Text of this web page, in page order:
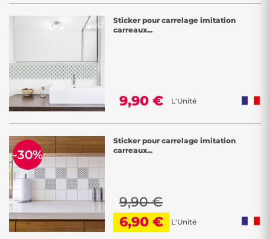
Sticker pour carrelage imitation
carreaux...
9,90 € L'Unité
Sticker pour carrelage imitation
carreaux...
9,90 €
6,90 €
L'Unité
-30%